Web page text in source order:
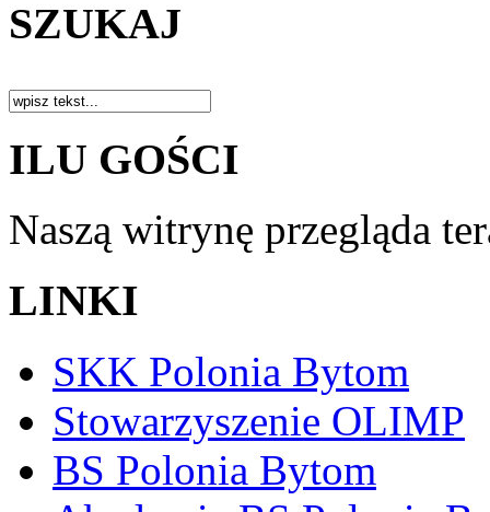
SZUKAJ
ILU GOŚCI
Naszą witrynę przegląda
LINKI
SKK Polonia Bytom
Stowarzyszenie OLIMP
BS Polonia Bytom